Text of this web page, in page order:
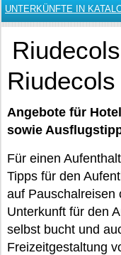
UNTERKÜNFTE IN
Riudecols
Angebote für
sowie
Für einen
Tipps für den
auf Pauschalreisen
Unterkunft für den
selbst bucht und
Freizeitgestaltung